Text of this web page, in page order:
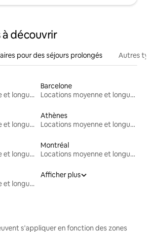
découvrir
pour des séjours prolongés Autres
Locations moyenne et longue durée
Barcelone
Locations moyenne et longue durée
Locations moyenne et longue durée
Athènes
Locations moyenne et longue durée
Locations moyenne et longue durée
Montréal
Locations moyenne et longue durée
Locations moyenne et longue durée
Afficher plus
s'appliquer en fonction des zones